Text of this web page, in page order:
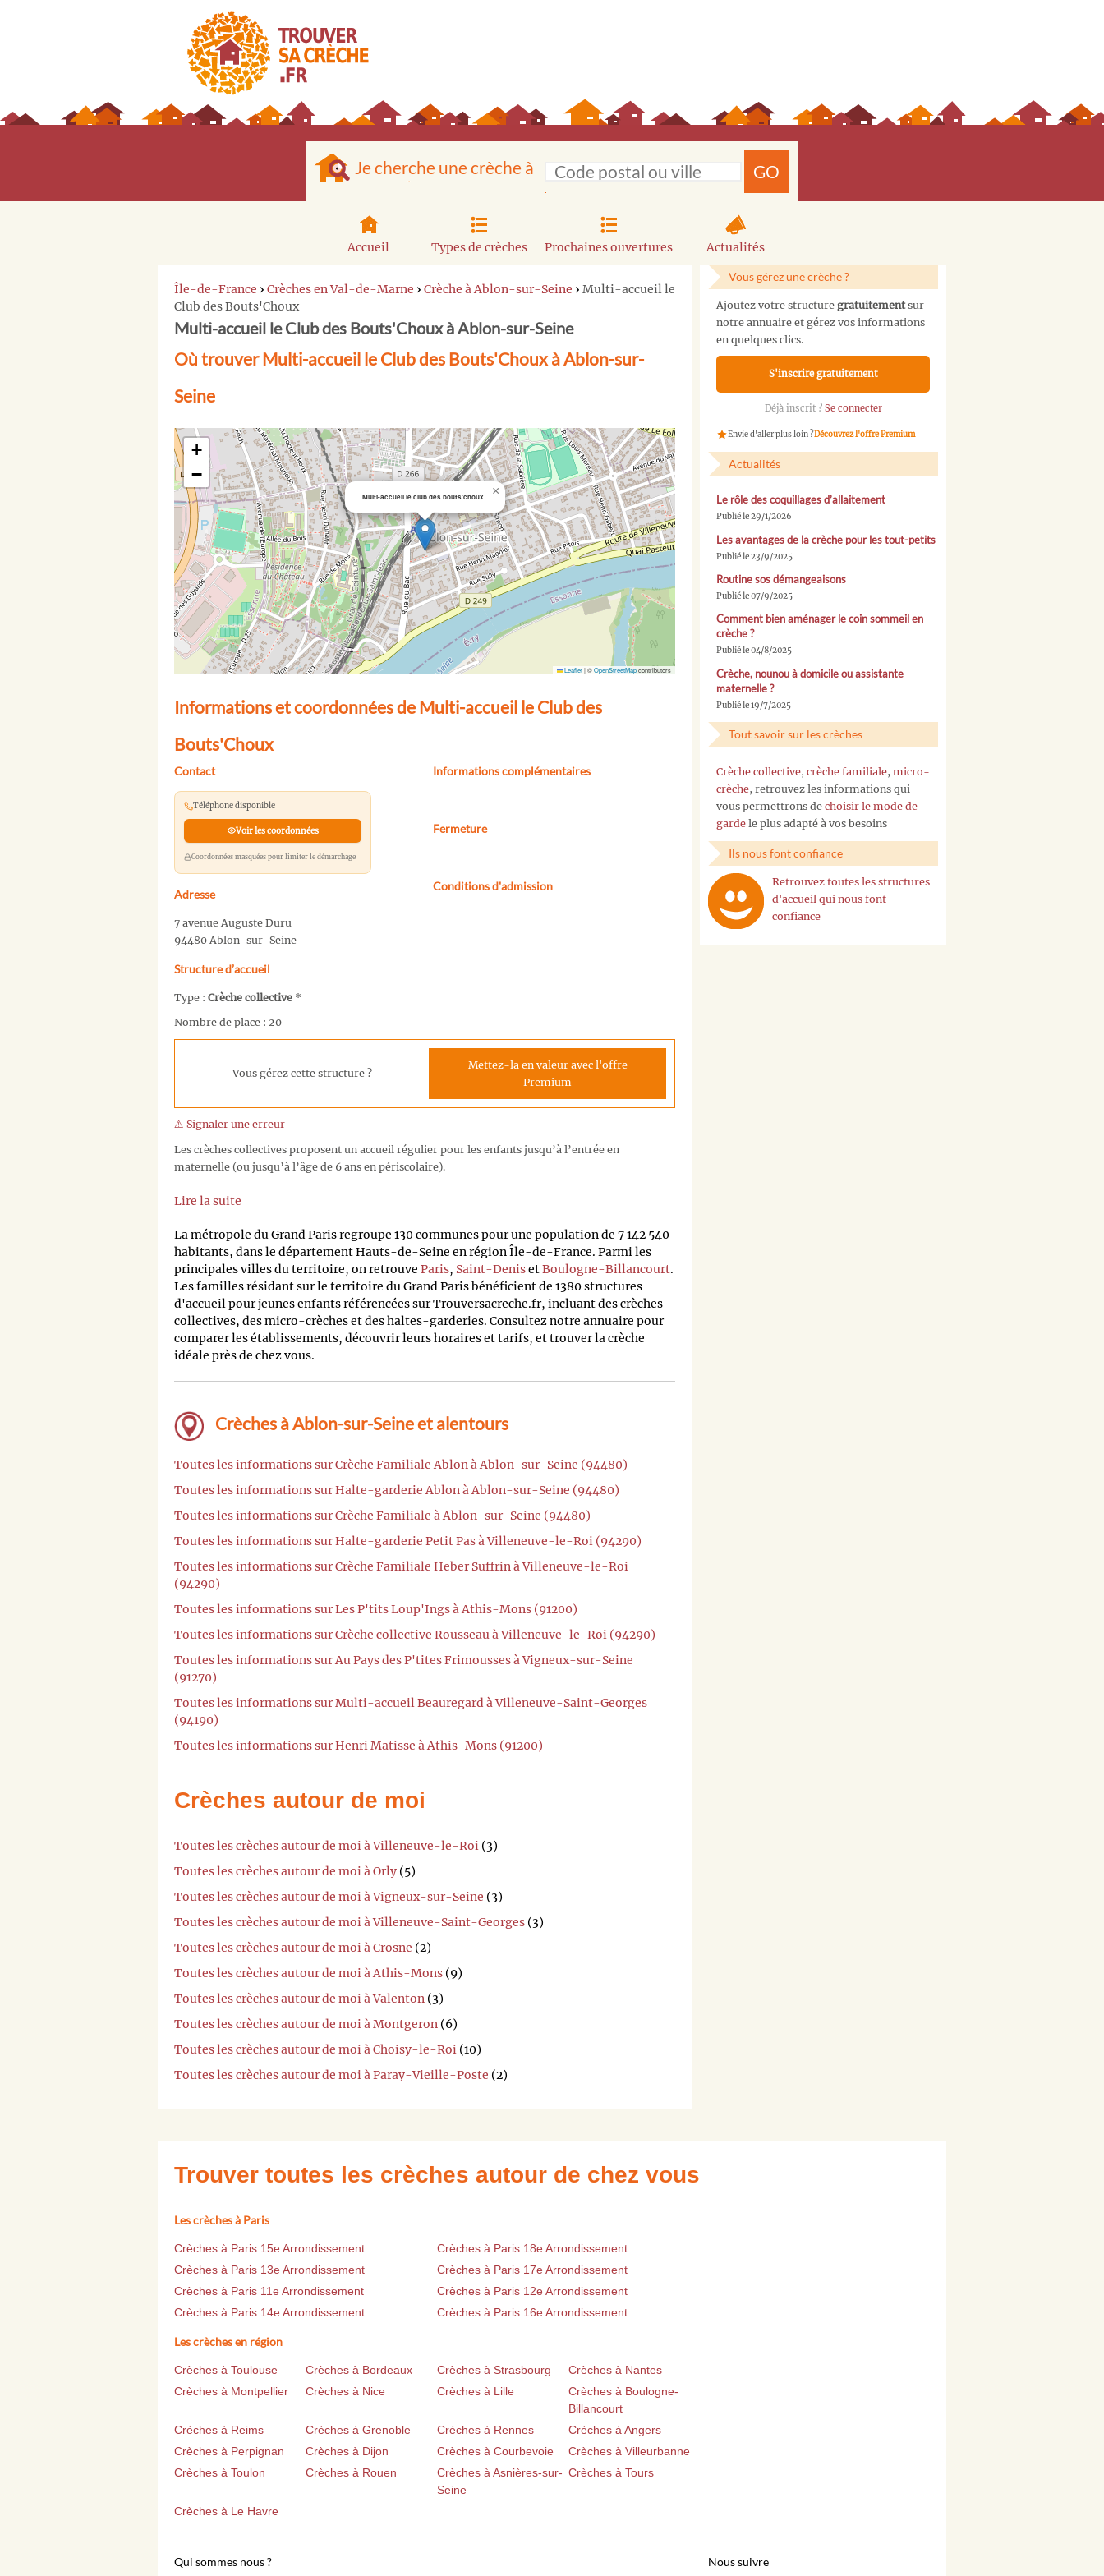
Je cherche une crèche à GO
Accueil Types de crèches Prochaines ouvertures Actualités
Île-de-France › Crèches en Val-de-Marne › Crèche à Ablon-sur-Seine › Multi-accueil le
Club des Bouts'Choux
Multi-accueil le Club des Bouts'Choux à Ablon-sur-Seine
Où trouver Multi-accueil le Club des Bouts'Choux à Ablon-sur-
Seine
Multi-accueil le club des bouts'choux ×
+
−
Leaflet|©OpenStreetMapcontributors
Informations et coordonnées de Multi-accueil le Club des
Bouts'Choux
Contact
Téléphone disponible
Voir les coordonnées
Coordonnées masquées pour limiter le démarchage
Adresse
7 avenue Auguste Duru
94480 Ablon-sur-Seine
Structure d’accueil
Type : Crèche collective *
Nombre de place : 20
Informations complémentaires
Fermeture
Conditions d'admission
Vous gérez cette structure ?
Mettez-la en valeur avec l'offre
Premium
⚠️ Signaler une erreur
Les crèches collectives proposent un accueil régulier pour les enfants jusqu’à l’entrée en
maternelle (ou jusqu’à l’âge de 6 ans en périscolaire).
Lire la suite
La métropole du Grand Paris regroupe 130 communes pour une population de 7 142 540
habitants, dans le département Hauts-de-Seine en région Île-de-France. Parmi les
principales villes du territoire, on retrouve Paris, Saint-DenisetBoulogne-Billancourt.
Les familles résidant sur le territoire du Grand Paris bénéficient de 1380 structures
d'accueil pour jeunes enfants référencées sur Trouversacreche.fr, incluant des crèches
collectives, des micro-crèches et des haltes-garderies. Consultez notre annuaire pour
comparer les établissements, découvrir leurs horaires et tarifs, et trouver la crèche
idéale près de chez vous.
Crèches à Ablon-sur-Seine et alentours
Toutes les informations sur Crèche Familiale Ablon à Ablon-sur-Seine (94480)
Toutes les informations sur Halte-garderie Ablon à Ablon-sur-Seine (94480)
Toutes les informations sur Crèche Familiale à Ablon-sur-Seine (94480)
Toutes les informations sur Halte-garderie Petit Pas à Villeneuve-le-Roi (94290)
Toutes les informations sur Crèche Familiale Heber Suffrin à Villeneuve-le-Roi
(94290)
Toutes les informations sur Les P'tits Loup'Ings à Athis-Mons (91200)
Toutes les informations sur Crèche collective Rousseau à Villeneuve-le-Roi (94290)
Toutes les informations sur Au Pays des P'tites Frimousses à Vigneux-sur-Seine
(91270)
Toutes les informations sur Multi-accueil Beauregard à Villeneuve-Saint-Georges
(94190)
Toutes les informations sur Henri Matisse à Athis-Mons (91200)
Crèches autour de moi
Toutes les crèches autour de moi à Villeneuve-le-Roi (3)
Toutes les crèches autour de moi à Orly (5)
Toutes les crèches autour de moi à Vigneux-sur-Seine (3)
Toutes les crèches autour de moi à Villeneuve-Saint-Georges (3)
Toutes les crèches autour de moi à Crosne (2)
Toutes les crèches autour de moi à Athis-Mons (9)
Toutes les crèches autour de moi à Valenton (3)
Toutes les crèches autour de moi à Montgeron (6)
Toutes les crèches autour de moi à Choisy-le-Roi (10)
Toutes les crèches autour de moi à Paray-Vieille-Poste (2)
Vous gérez une crèche ?
Ajoutez votre structure gratuitementsur
notre annuaire et gérez vos informations
en quelques clics.
S'inscrire gratuitement
Déjà inscrit ? Se connecter
Envie d'aller plus loin ?Découvrez l'offre Premium
Actualités
Le rôle des coquillages d’allaitement
Publié le 29/1/2026
Les avantages de la crèche pour les tout-petits
Publié le 23/9/2025
Routine sos démangeaisons
Publié le 07/9/2025
Comment bien aménager le coin sommeil en
crèche ?
Publié le 04/8/2025
Crèche, nounou à domicile ou assistante
maternelle ?
Publié le 19/7/2025
Tout savoir sur les crèches
Crèche collective, crèche familiale, micro-
crèche, retrouvez les informations qui
vous permettrons de choisir le mode de
garde le plus adapté à vos besoins
Ils nous font confiance
Retrouvez toutes les structures
d'accueil qui nous font
confiance
Trouver toutes les crèches autour de chez vous
Les crèches à Paris
Crèches à Paris 15e Arrondissement
Crèches à Paris 18e Arrondissement
Crèches à Paris 13e Arrondissement
Crèches à Paris 17e Arrondissement
Crèches à Paris 11e Arrondissement
Crèches à Paris 12e Arrondissement
Crèches à Paris 14e Arrondissement
Crèches à Paris 16e Arrondissement
Les crèches en région
Crèches à Toulouse Crèches à Bordeaux Crèches à Strasbourg
Crèches à Nantes
Crèches à Montpellier
Crèches à Nice Crèches à Lille
Crèches à Boulogne-
Billancourt
Crèches à Reims
Crèches à Grenoble Crèches à Rennes
Crèches à Angers
Crèches à Perpignan
Crèches à Dijon Crèches à Courbevoie
Crèches à Villeurbanne
Crèches à Toulon
Crèches à Rouen
Crèches à Asnières-sur-
Seine
Crèches à Tours
Crèches à Le Havre
Qui sommes nous ? Nous suivre